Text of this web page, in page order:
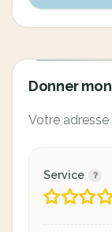
Donner
Votre
Service